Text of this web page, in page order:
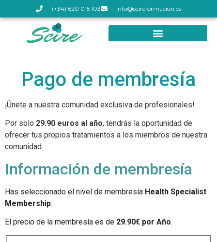
(+34) 620 015 103 info@scireformacion.es
Pago de membresía
¡Únete a nuestra comunidad exclusiva de profesionales!
Por solo 29.90 euros al año, tendrás la oportunidad de
ofrecer tus propios tratamientos a los miembros de nuestra
comunidad.
Información de membresía
Has seleccionado el nivel de membresía Health Specialist
Membership.
El precio de la membresía es de 29.90€ por Año.